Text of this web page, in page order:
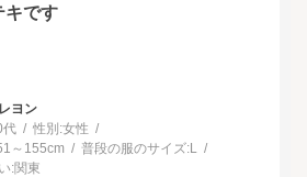
キです
ヨン
代 性別:女性
～155cm 普段の服のサイズ:L
:関東